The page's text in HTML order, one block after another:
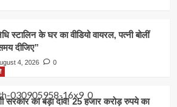
स्टालिन के घर का वीडियो वायरल, पत्नी बोलीं
दीजिए”
4, 2026
0
सरकार का बड़ा दांव! 25 हजार करोड़ रुपये का